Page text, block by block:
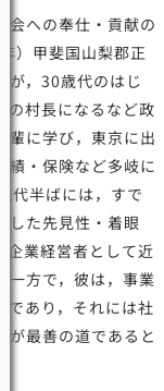
への奉仕・貢献の
）甲斐国山梨郡正
が，30歳代のはじ
の村長になるなど政
輩に学び，東京に出
績・保険など多岐に
代半ばには，すで
した先見性・着眼
企業経営者として近
一方で，彼は，事業
であり，それには社
が最善の道であると